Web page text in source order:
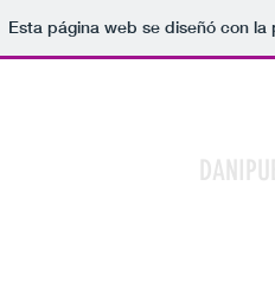
Esta página web se diseñó con